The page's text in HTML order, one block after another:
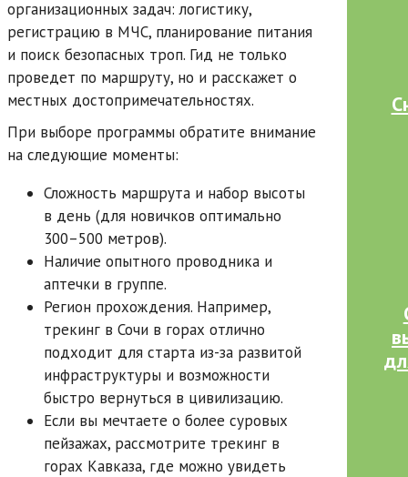
организационных задач: логистику,
регистрацию в МЧС, планирование питания
и поиск безопасных троп. Гид не только
проведет по маршруту, но и расскажет о
местных достопримечательностях.
При выборе программы обратите внимание
на следующие моменты:
Сложность маршрута и набор высоты
в день (для новичков оптимально
300–500 метров).
Наличие опытного проводника и
аптечки в группе.
Регион прохождения. Например,
трекинг в Сочи в горах отлично
подходит для старта из-за развитой
инфраструктуры и возможности
быстро вернуться в цивилизацию.
Если вы мечтаете о более суровых
пейзажах, рассмотрите трекинг в
горах Кавказа, где можно увидеть